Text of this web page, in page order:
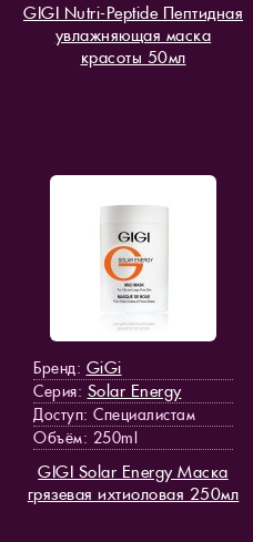
GIGI Nutri-Peptide Пептидная
увлажняющая маска
красоты 50мл
Бренд: GiGi
Серия: Solar Energy
Доступ: Специалистам
Объём: 250ml
GIGI Solar Energy Маска
грязевая ихтиоловая 250мл